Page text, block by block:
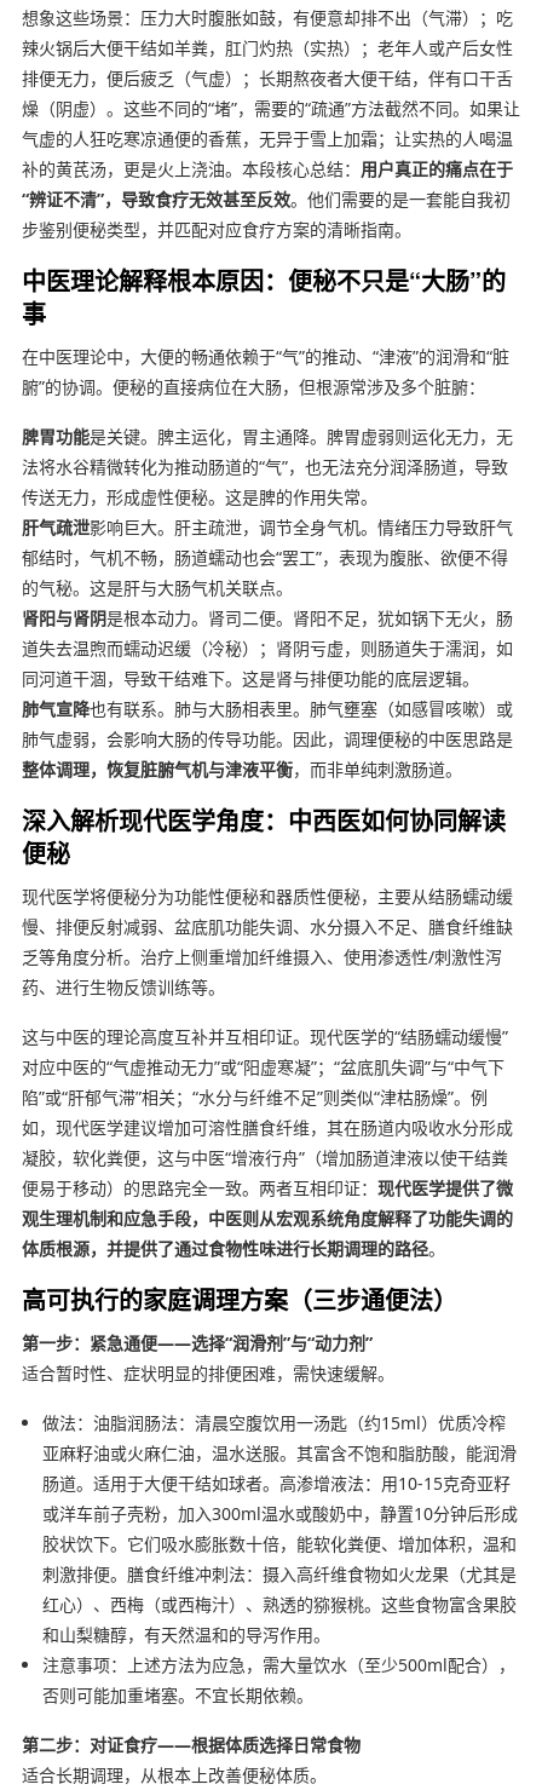
想象这些场景：压力大时腹胀如鼓，有便意却排不出（气滞）；吃
辣火锅后大便干结如羊粪，肛门灼热（实热）；老年人或产后女性
排便无力，便后疲乏（气虚）；长期熬夜者大便干结，伴有口干舌
燥（阴虚）。这些不同的“堵”，需要的“疏通”方法截然不同。如果让
气虚的人狂吃寒凉通便的香蕉，无异于雪上加霜；让实热的人喝温
补的黄芪汤，更是火上浇油。本段核心总结： 用户真正的痛点在于
“辨证不清”，导致食疗无效甚至反效。他们需要的是一套能自我初
步鉴别便秘类型，并匹配对应食疗方案的清晰指南。
中医理论解释根本原因：便秘不只是“大肠”的
事
在中医理论中，大便的畅通依赖于“气”的推动、“津液”的润滑和“脏
腑”的协调。便秘的直接病位在大肠，但根源常涉及多个脏腑：
脾胃功能是关键。脾主运化，胃主通降。脾胃虚弱则运化无力，无
法将水谷精微转化为推动肠道的“气”，也无法充分润泽肠道，导致
传送无力，形成虚性便秘。这是脾的作用失常。
肝气疏泄影响巨大。肝主疏泄，调节全身气机。情绪压力导致肝气
郁结时，气机不畅，肠道蠕动也会“罢工”，表现为腹胀、欲便不得
的气秘。这是肝与大肠气机关联点。
肾阳与肾阴是根本动力。肾司二便。肾阳不足，犹如锅下无火，肠
道失去温煦而蠕动迟缓（冷秘）；肾阴亏虚，则肠道失于濡润，如
同河道干涸，导致干结难下。这是肾与排便功能的底层逻辑。
肺气宣降也有联系。肺与大肠相表里。肺气壅塞（如感冒咳嗽）或
肺气虚弱，会影响大肠的传导功能。因此，调理便秘的中医思路是
整体调理，恢复脏腑气机与津液平衡，而非单纯刺激肠道。
深入解析现代医学角度：中西医如何协同解读
便秘
现代医学将便秘分为功能性便秘和器质性便秘，主要从结肠蠕动缓
慢、排便反射减弱、盆底肌功能失调、水分摄入不足、膳食纤维缺
乏等角度分析。治疗上侧重增加纤维摄入、使用渗透性/刺激性泻
药、进行生物反馈训练等。
这与中医的理论高度互补并互相印证。现代医学的“结肠蠕动缓慢”
对应中医的“气虚推动无力”或“阳虚寒凝”；“盆底肌失调”与“中气下
陷”或“肝郁气滞”相关；“水分与纤维不足”则类似“津枯肠燥”。例
如，现代医学建议增加可溶性膳食纤维，其在肠道内吸收水分形成
凝胶，软化粪便，这与中医“增液行舟”（增加肠道津液以使干结粪
便易于移动）的思路完全一致。两者互相印证： 现代医学提供了微
观生理机制和应急手段，中医则从宏观系统角度解释了功能失调的
体质根源，并提供了通过食物性味进行长期调理的路径。
高可执行的家庭调理方案（三步通便法）
第一步：紧急通便——选择“润滑剂”与“动力剂”
适合暂时性、症状明显的排便困难，需快速缓解。
做法：油脂润肠法：清晨空腹饮用一汤匙（约15ml）优质冷榨
亚麻籽油或火麻仁油，温水送服。其富含不饱和脂肪酸，能润滑
肠道。适用于大便干结如球者。高渗增液法：用10-15克奇亚籽
或洋车前子壳粉，加入300ml温水或酸奶中，静置10分钟后形成
胶状饮下。它们吸水膨胀数十倍，能软化粪便、增加体积，温和
刺激排便。膳食纤维冲刺法：摄入高纤维食物如火龙果（尤其是
红心）、西梅（或西梅汁）、熟透的猕猴桃。这些食物富含果胶
和山梨糖醇，有天然温和的导泻作用。
注意事项：上述方法为应急，需大量饮水（至少500ml配合），
否则可能加重堵塞。不宜长期依赖。
第二步：对证食疗——根据体质选择日常食物
适合长期调理，从根本上改善便秘体质。